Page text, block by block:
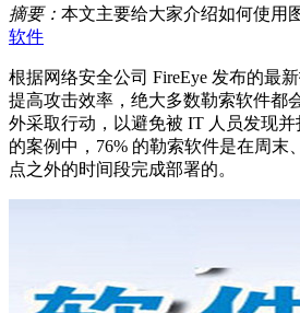
摘要： 本文主要给大家介绍如何使用
软件
根据网络安全公司 FireEye 发布的最
提高攻击效率，绝大多数勒索软件都
外采取行动，以避免被 IT 人员发现并
的案例中，76% 的勒索软件是在周末
点之外的时间段完成部署的。